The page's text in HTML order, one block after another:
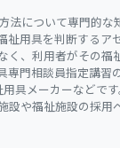
について専門的
用具を判断する
、利用者がその
門相談員指定講習
具メーカーなどで
や福祉施設の採